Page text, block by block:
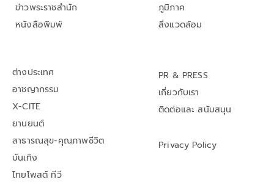
ข่าวพระราชสำนัก
หนังสือพิมพ์
ภูมิภาค
สิ่งแวดล้อม
ต่างประเทศ
อาชญากรรม
X-CITE
ยานยนต์
สาธารณสุข-คุณภาพชีวิต
บันเทิง
ไทยโพสต์ ทีวี
PR & PRESS
เกี่ยวกับเรา
ติดต่อและ สนับสนุน
Privacy Policy